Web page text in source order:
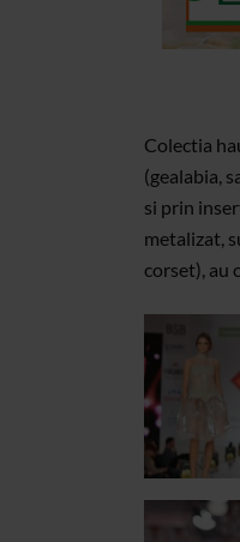
Colectia
(gealabia,
si prin
metalizat,
corset), au